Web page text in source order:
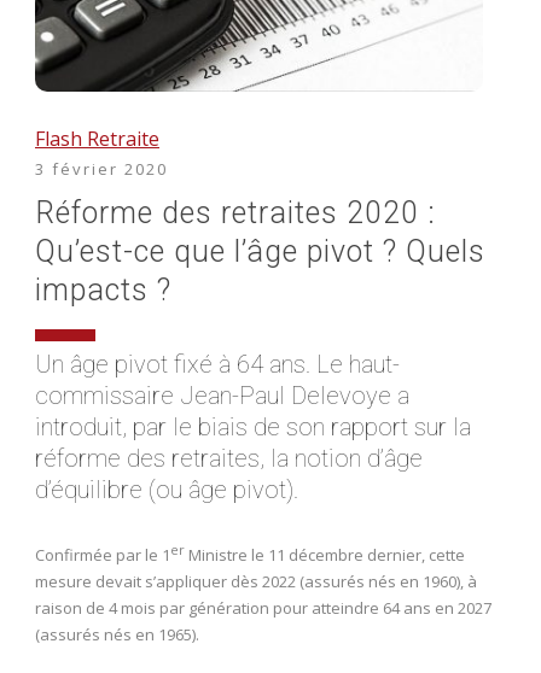
Flash Retraite
3 février 2020
Réforme des retraites 2020 :
Qu’est-ce que l’âge pivot ? Quels
impacts ?
Un âge pivot fixé à 64 ans. Le haut-
commissaire Jean-Paul Delevoye a
introduit, par le biais de son rapport sur la
réforme des retraites, la notion d’âge
d’équilibre (ou âge pivot).
Confirmée par le 1 er Ministre le 11 décembre dernier, cette
mesure devait s’appliquer dès 2022 (assurés nés en 1960), à
raison de 4 mois par génération pour atteindre 64 ans en 2027
(assurés nés en 1965).